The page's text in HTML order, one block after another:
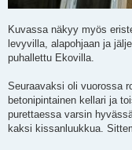
Kuvassa näkyy myös
levyvilla, alapohjaan ja
puhallettu Ekovilla.
Seuraavaksi oli vuorossa
betonipintainen kellari ja
purettaessa varsin
kaksi kissanluukkua.